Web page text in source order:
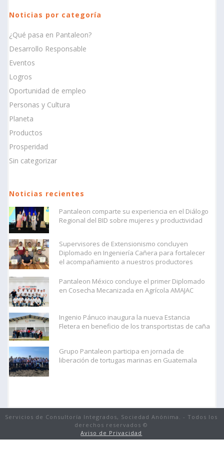
Noticias por categoría
¿Qué pasa en Pantaleon?
Desarrollo Responsable
Eventos
Logros
Oportunidad de empleo
Personas y Cultura
Planeta
Productos
Prosperidad
Sin categorizar
Noticias recientes
Pantaleon comparte su experiencia en el Diálogo
Regional del BID sobre mujeres y productividad
Supervisores de Extensionismo concluyen
Diplomado en Ingeniería Cañera para fortalecer
el acompañamiento a nuestros productores
Pantaleon México concluye el primer Diplomado
en Cosecha Mecanizada en Agrícola AMAJAC
Ingenio Pánuco inaugura la nueva Estancia
Fletera en beneficio de los transportistas de caña
Grupo Pantaleon participa en jornada de
liberación de tortugas marinas en Guatemala
Servicios de Consultoría Integrados, Sociedad Anónima. - Todos los
derechos reservados ©
Aviso de Privacidad